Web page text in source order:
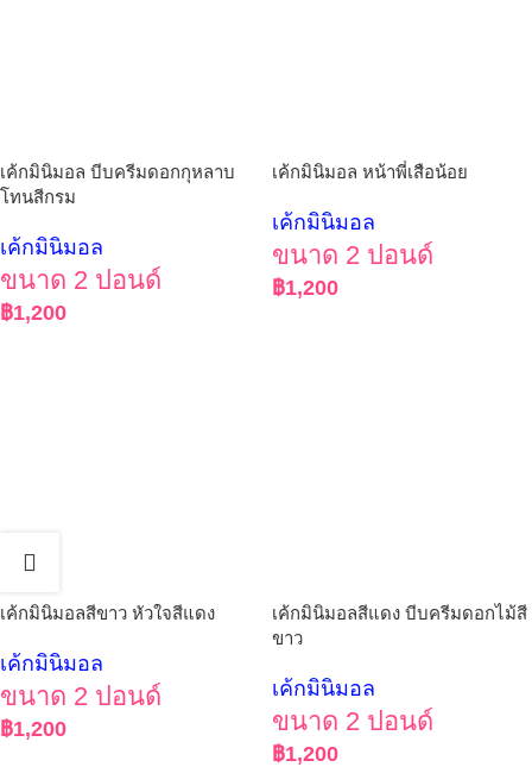
เค้กมินิมอล บีบครีมดอกกุหลาบ
โทนสีกรม
เค้กมินิมอล
ขนาด 2 ปอนด์
฿1,200
เค้กมินิมอล หน้าพี่เสือน้อย
เค้กมินิมอล
ขนาด 2 ปอนด์
฿1,200
เค้กมินิมอลสีขาว หัวใจสีแดง
เค้กมินิมอล
ขนาด 2 ปอนด์
฿1,200
เค้กมินิมอลสีแดง บีบครีมดอกไม้สี
ขาว
เค้กมินิมอล
ขนาด 2 ปอนด์
฿1,200